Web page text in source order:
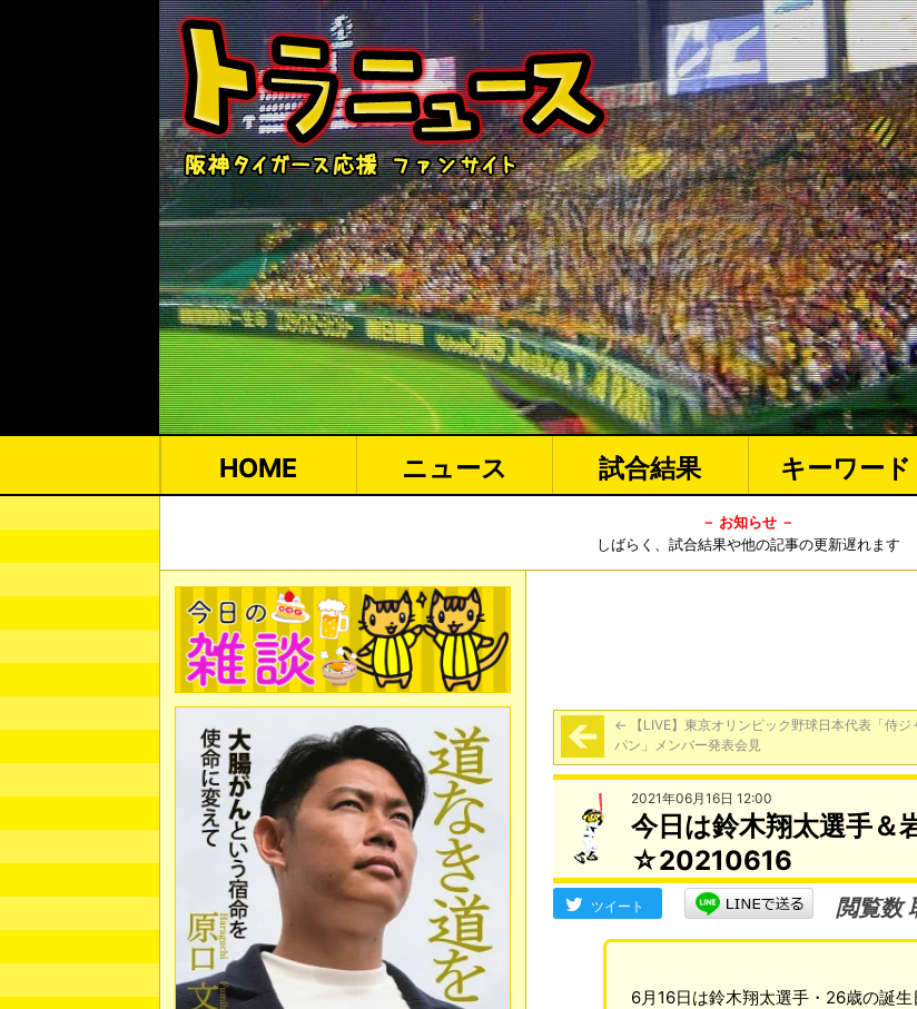
HOME ニュース 試合結果 キーワード
－ お知らせ －
しばらく、試合結果や他の記事の更新遅れます
← 【LIVE】東京オリンピック野球日本代表「侍ジ
パン」メンバー発表会見
2021年06月16日 12:00
今日は鈴木翔太選手＆
☆20210616
ツイート 閲覧数
6月16日は鈴木翔太選手・26歳の誕